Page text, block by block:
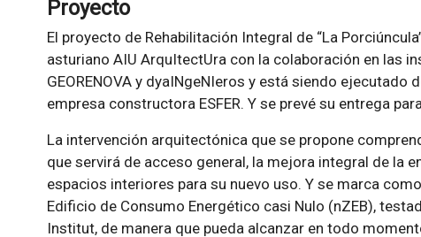
Proyecto
El proyecto de Rehabilitación Integral de “La
asturiano AIU ArquItectUra con la colaboración en las
GEORENOVA y dyaINgeNIeros y está siendo
empresa constructora ESFER. Y se prevé su entrega
La intervención arquitectónica que se propone
que servirá de acceso general, la mejora integral de la
espacios interiores para su nuevo uso. Y se marca
Edificio de Consumo Energético casi Nulo (nZEB),
Institut, de manera que pueda alcanzar en todo